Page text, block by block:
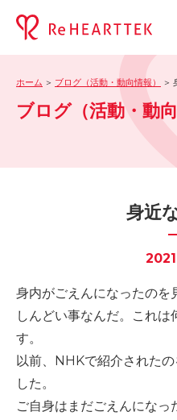
-ブ
-
-お
誤
-誤
会
ホーム ブログ（活動・動向情報）
ブログ（活動・動向
身近
身内がごえんになったのを
しんどい事なんだ。これ
す。
以前、NHKで紹介された
した。
ご自身はまだごえんにな